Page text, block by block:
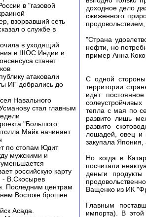
в "газовой
взорвавший сеть
о службе в
в уходящий
в ШОС Индии и
станет
атаковали
ИГ добрались до
Навального
стал главным
"Большого
Майк начинает
по стопам Юдит
мужскими и
российскую карту
- В.Скосырев
Последним центрам
Востоке брошен
Асада.
доходное дело
сжиженного
"Страна
нефти, но
пример Анна
С одной
территории
идет
тепла с мая по
развито лишь
развито
лошадей, овец и
закупала
Но когда в
посчитали
деньги
Ващенко из ИК
Главным
импорта). В